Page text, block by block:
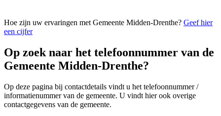
Hoe zijn uw ervaringen met Gemeente Midden-Drenthe? Geef hier
een cijfer
Op zoek naar het telefoonnummer van de
Gemeente Midden-Drenthe?
Op deze pagina bij contactdetails vindt u het telefoonnummer /
informatienummer van de gemeente. U vindt hier ook overige
contactgegevens van de gemeente.